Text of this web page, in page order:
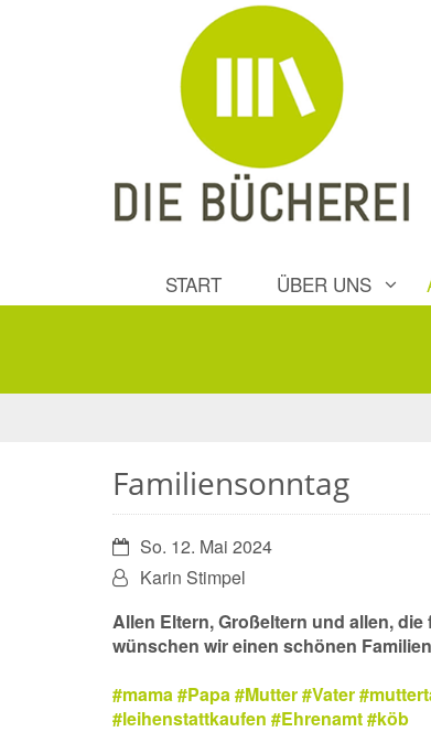
START ÜBER UNS
Familiensonntag
Datum:So. 12. Mai 2024
Von:Karin Stimpel
Allen Eltern, Großeltern und allen,
wünschen wir einen schönen
#mama#Papa#Mutter#Vater
#leihenstattkaufen #Ehrenamt#köb